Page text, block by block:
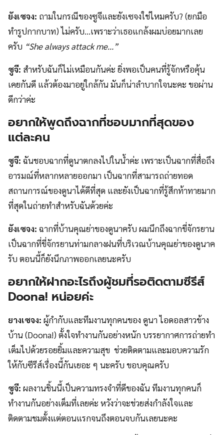
ยังเซจง: ถามในกรณีของซูจีและยังเซจงใช่ไหมครับ? (ยกมือ
ทำรูปกากบาท) ไม่ครับ…เพราะว่าเธอแกล้งผมบ่อยมากเลย
ครับ “She always attack me…”
ซูจี: สำหรับฉันก็ไม่เหมือนกันค่ะ ยิ่งพอเป็นคนที่รู้จักหรือคุ้น
เคยกันดี แล้วต้องมาอยู่ใกล้กัน มันก็น่าลำบากใจนะคะ ขอผ่าน
ดีกว่าค่ะ
อยากให้พูดถึงฉากที่ชอบมากที่สุดของ
แต่ละคน
ซูจี: ฉันชอบฉากที่ดูนาตกลงไปในน้ำค่ะ เพราะเป็นฉากที่สื่อถึง
อารมณ์ที่หลากหลายออกมา เป็นฉากที่สามารถถ่ายทอด
สถานการณ์ของดูนาได้ดีที่สุด และยังเป็นฉากที่รู้สึกท้าทายมาก
ที่สุดในถ่ายทำสำหรับฉันด้วยค่ะ
ยังเซจง: ฉากที่บ้านคุณย่าของดูนาครับ ผมนึกถึงฉากขี่จักรยาน
เป็นฉากที่ขี่จักรยานท่ามกลางฝนที่บริเวณบ้านคุณย่าของดูนาค
รับ ตอนนี้ก็ยังนึกภาพออกเลยนะครับ
อยากให้ฝากอะไรถึงผู้ชมที่รอติดตามซีรีส์
Doona! หน่อยค่ะ
ยางเซจง: ผู้กำกับและทีมงานทุกคนของ ดูนา ไอดอลสาวข้าง
บ้าน (Doona!) ตั้งใจทำงานกันอย่างหนัก บรรยากาศการถ่ายทำ
เต็มไปด้วยรอยยิ้มและความสุข ช่วยติดตามและมอบความรัก
ให้กับซีรีส์เรื่องนี้กันเยอะ ๆ นะครับ ขอบคุณครับ
ซูจี: ผลงานชิ้นนี้เป็นความทรงจำที่ดีของฉัน ทีมงานทุกคนก็
ทำงานกันอย่างเต็มที่เลยค่ะ หวังว่าจะช่วยส่งกำลังใจและ
ติดตามชมตั้งแต่ตอนแรกจนถึงตอนจบกันเลยนะคะ